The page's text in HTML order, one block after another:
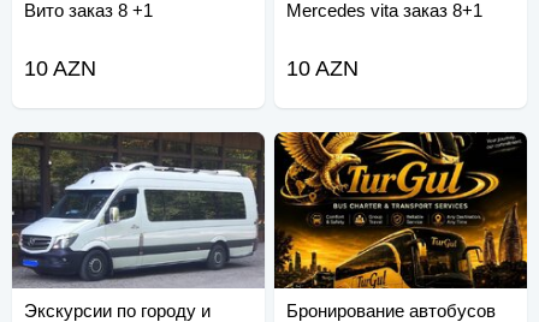
Вито заказ 8 +1
10 AZN
Mercedes vita заказ 8+1
10 AZN
Экскурсии по городу и
Бронирование автобусов